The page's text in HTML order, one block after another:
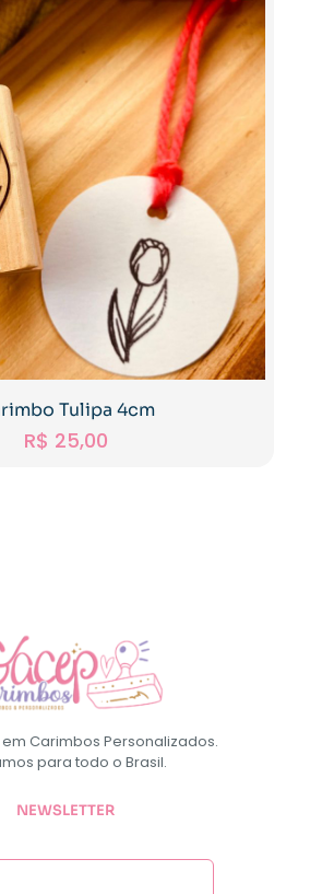
Tulipa 4cm
R$ 25,00
Carimbos Personalizados.
para todo o Brasil.
NEWSLETTER